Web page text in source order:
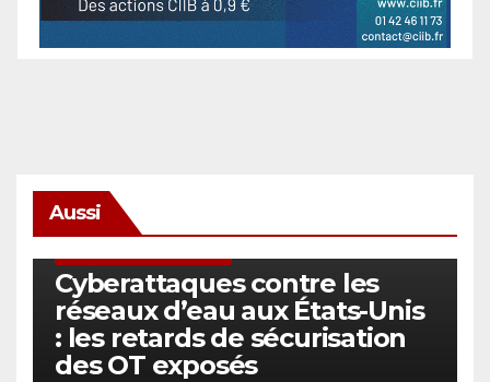
Aussi
Cyberattaques contre les
réseaux d’eau aux États-Unis
: les retards de sécurisation
des OT exposés